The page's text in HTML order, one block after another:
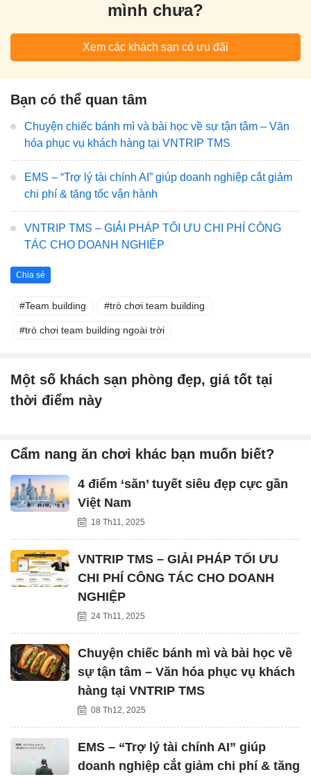
mình chưa?
Xem các khách sạn có ưu đãi
Bạn có thể quan tâm
Chuyện chiếc bánh mì và bài học về sự tận tâm – Văn
hóa phục vụ khách hàng tại VNTRIP TMS
EMS – “Trợ lý tài chính AI” giúp doanh nghiệp cắt giảm
chi phí & tăng tốc vận hành
VNTRIP TMS – GIẢI PHÁP TỐI ƯU CHI PHÍ CÔNG
TÁC CHO DOANH NGHIỆP
Chia sẻ
Team building trò chơi team building
trò chơi team building ngoài trời
Một số khách sạn phòng đẹp, giá tốt tại
thời điểm này
Cẩm nang ăn chơi khác bạn muốn biết?
4 điểm ‘săn’ tuyết siêu đẹp cực gần
Việt Nam
18 Th11, 2025
VNTRIP TMS – GIẢI PHÁP TỐI ƯU
CHI PHÍ CÔNG TÁC CHO DOANH
NGHIỆP
24 Th11, 2025
Chuyện chiếc bánh mì và bài học về
sự tận tâm – Văn hóa phục vụ khách
hàng tại VNTRIP TMS
08 Th12, 2025
EMS – “Trợ lý tài chính AI” giúp
doanh nghiệp cắt giảm chi phí & tăng